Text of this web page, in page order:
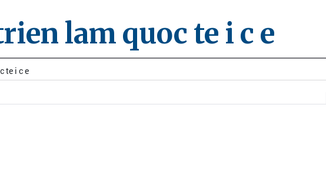
lam quoc te i c e
te i c e